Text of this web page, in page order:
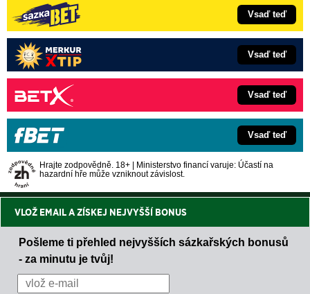
Vsaď teď
Vsaď teď
Vsaď teď
Vsaď teď
Hrajte zodpovědně. 18+ | Ministerstvo financí varuje: Účastí na
hazardní hře může vzniknout závislost.
VLOŽ EMAIL A ZÍSKEJ NEJVYŠŠÍ BONUS
Pošleme ti přehled nejvyšších sázkařských bonusů
- za minutu je tvůj!